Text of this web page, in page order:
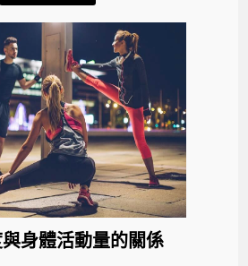
身體活動量的關係